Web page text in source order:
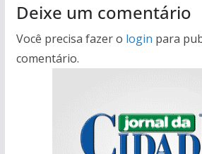
Deixe um comentário
Você precisa fazer o login para
comentário.